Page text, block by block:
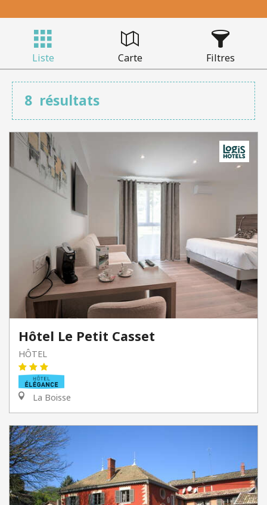
Liste Carte Filtres
8 résultats
Hôtel Le Petit Casset
HÔTEL
La Boisse